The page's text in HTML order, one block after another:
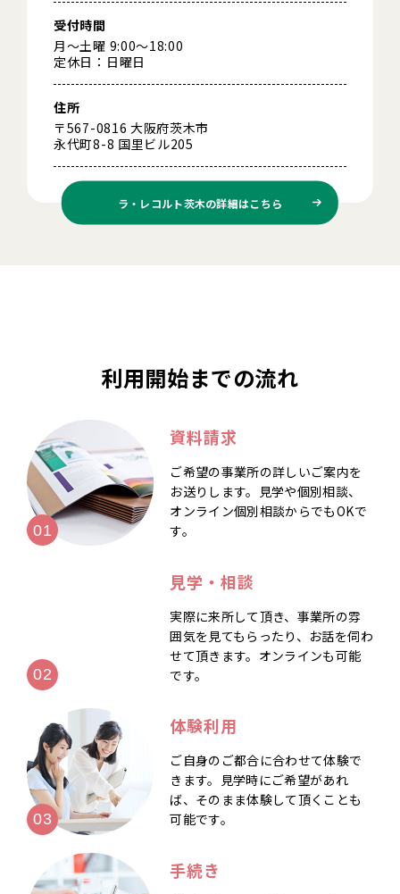
受付時間
月～土曜 9:00～18:00
定休日：日曜日
住所
〒567-0816 大阪府茨木市
永代町8-8 国里ビル205
ラ・レコルト茨木の詳細はこちら
利用開始までの流れ
資料請求
ご希望の事業所の詳しいご案内を
お送りします。見学や個別相談、
オンライン個別相談からでもOKで
す。
見学・相談
実際に来所して頂き、事業所の雰
囲気を見てもらったり、お話を伺わ
せて頂きます。オンラインも可能
です。
体験利用
ご自身のご都合に合わせて体験で
きます。見学時にご希望があれ
ば、そのまま体験して頂くことも
可能です。
手続き